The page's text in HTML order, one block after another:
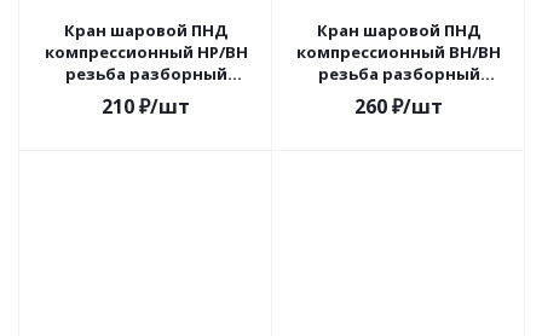
Кран шаровой ПНД
компрессионный НР/ВН
резьба разборный
1/2"-3/4"Ду16 (60/12)
VALFEX 1210016012034
210₽/шт
Кран шаровой ПНД
компрессионный ВН/ВН
резьба разборный
1/2"-1/2"Ду20 (40/8) VALFEX
1210120012012
260₽/шт